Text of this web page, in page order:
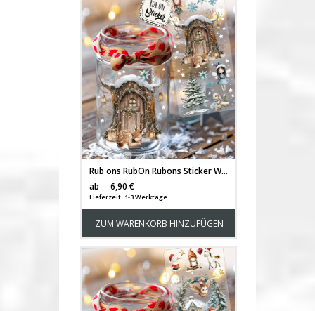
Rub ons RubOn Rubons Sticker Weihnachten Weihnachtssticker Elfentür Wichteltür Winterwald Elfenhaus Wichtelhaus Häuschen Tiere Wichtel Reh deer Stern Weihnachtswichtel Zwerge DIN lang rb41
ab
6,90 €
Lieferzeit: 1-3 Werktage
ZUM WARENKORB HINZUFÜGEN